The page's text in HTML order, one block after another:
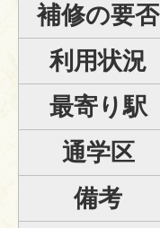
補修の要否
利用状況
最寄り駅
通学区
備考